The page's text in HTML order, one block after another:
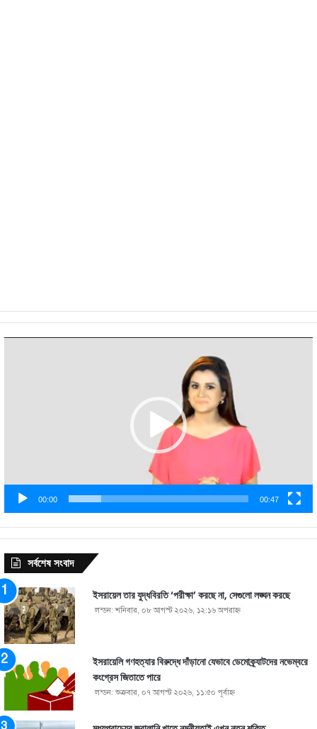
00:00 00:47
সর্বশেষ সংবাদ
ইসরায়েল তার যুদ্ধবিরতি ‘পরীক্ষা’ করছে না, সেগুলো লঙ্ঘন করছে
লন্ডন: শনিবার, ০৮ আগস্ট ২০২৬, ১২:১৬ অপরাহ্ণ
ইসরায়েলি গণহত্যার বিরুদ্ধে দাঁড়ানো যেভাবে ডেমোক্র্যাটদের নভেম্বরে
কংগ্রেস জিতাতে পারে
লন্ডন: শুক্রবার, ০৭ আগস্ট ২০২৬, ১১:৫০ পূর্বাহ্ণ